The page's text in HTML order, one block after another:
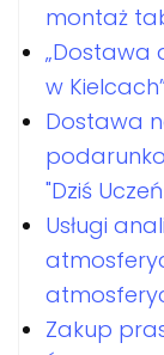
montaż
„Dostawa
w
Dostawa
"Dziś
Usługi
Zakup